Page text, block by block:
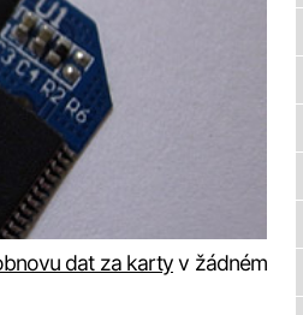
dat za kartyv žádném